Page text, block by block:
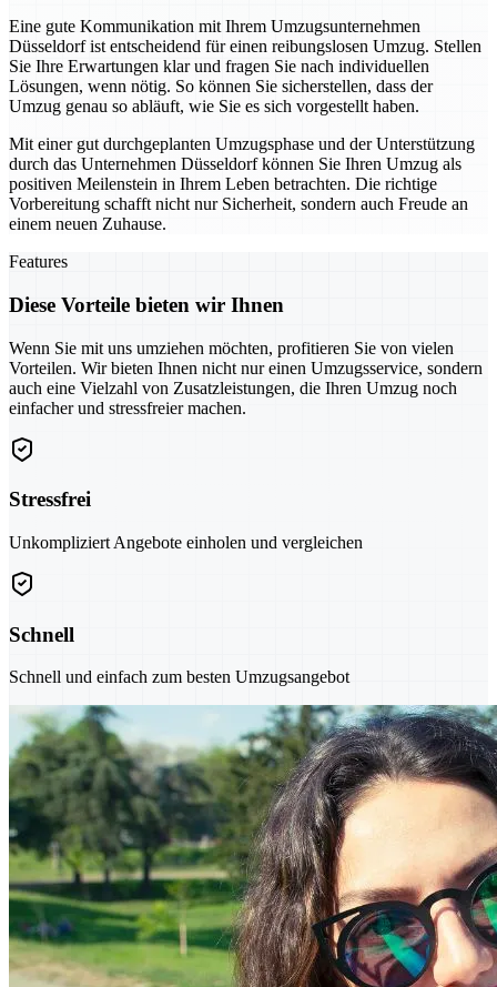
Eine gute Kommunikation mit Ihrem Umzugsunternehmen
Düsseldorf ist entscheidend für einen reibungslosen Umzug. Stellen
Sie Ihre Erwartungen klar und fragen Sie nach individuellen
Lösungen, wenn nötig. So können Sie sicherstellen, dass der
Umzug genau so abläuft, wie Sie es sich vorgestellt haben.
Mit einer gut durchgeplanten Umzugsphase und der Unterstützung
durch das Unternehmen Düsseldorf können Sie Ihren Umzug als
positiven Meilenstein in Ihrem Leben betrachten. Die richtige
Vorbereitung schafft nicht nur Sicherheit, sondern auch Freude an
einem neuen Zuhause.
Features
Diese Vorteile bieten wir Ihnen
Wenn Sie mit uns umziehen möchten, profitieren Sie von vielen
Vorteilen. Wir bieten Ihnen nicht nur einen Umzugsservice, sondern
auch eine Vielzahl von Zusatzleistungen, die Ihren Umzug noch
einfacher und stressfreier machen.
Stressfrei
Unkompliziert Angebote einholen und vergleichen
Schnell
Schnell und einfach zum besten Umzugsangebot